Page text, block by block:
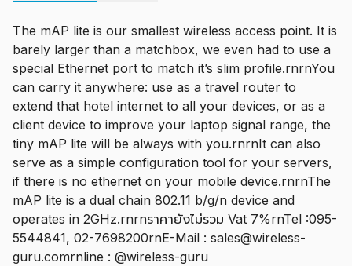
The mAP lite is our smallest wireless access point. It is
barely larger than a matchbox, we even had to use a
special Ethernet port to match it’s slim profile.rnrnYou
can carry it anywhere: use as a travel router to
extend that hotel internet to all your devices, or as a
client device to improve your laptop signal range, the
tiny mAP lite will be always with you.rnrnIt can also
serve as a simple configuration tool for your servers,
if there is no ethernet on your mobile device.rnrnThe
mAP lite is a dual chain 802.11 b/g/n device and
operates in 2GHz.rnrnราคายังไม่รวม Vat 7%rnTel :095-
5544841, 02-7698200rnE-Mail : sales@wireless-
guru.comrnline : @wireless-guru